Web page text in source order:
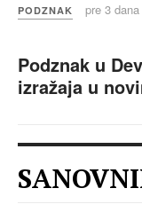
PODZNAK pre 3 dana
Podznak u
izražaja u